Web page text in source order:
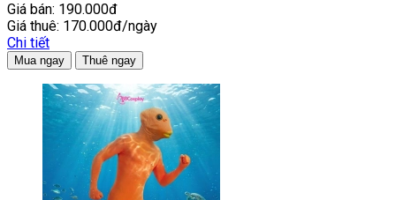
Giá bán: 190.000đ
Giá thuê: 170.000đ/ngày
Chi tiết
Mua ngay Thuê ngay